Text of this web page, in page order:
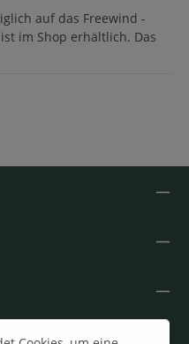
auf das Freewind -
im Shop erhältlich. Das